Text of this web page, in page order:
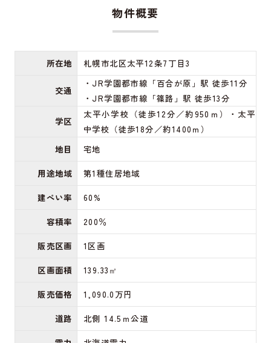
物件概要
所在地 札幌市北区太平12条7丁目3
交通
・JR学園都市線「百合が原」駅 徒歩11分
・JR学園都市線「篠路」駅 徒歩13分
学区
太平小学校（徒歩12分／約950ｍ）・太平
中学校（徒歩18分／約1400ｍ）
地目
宅地
用途地域
第1種住居地域
建ぺい率
60%
容積率
200％
販売区画
1区画
区画面積
139.33㎡
販売価格
1,090.0万円
道路
北側 14.5ｍ公道